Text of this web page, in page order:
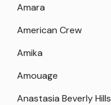
Amara
American Crew
Amika
Amouage
Anastasia Beverly Hills